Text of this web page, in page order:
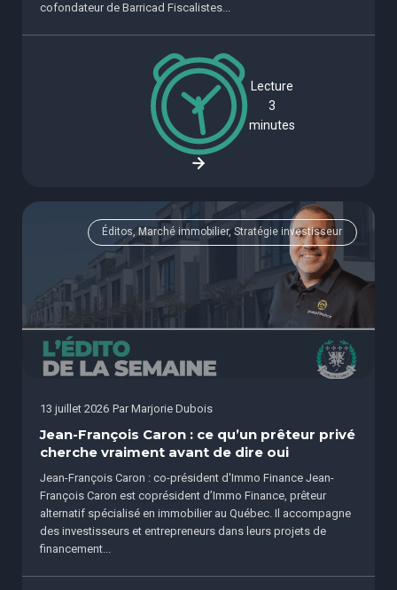
cofondateur de Barricad Fiscalistes...
Lecture
3
minutes
Éditos, Marché immobilier, Stratégie investisseur
13 juillet 2026 Par Marjorie Dubois
Jean-François Caron : ce qu’un prêteur privé
cherche vraiment avant de dire oui
Jean-François Caron : co-président d'Immo Finance Jean-
François Caron est coprésident d’Immo Finance, prêteur
alternatif spécialisé en immobilier au Québec. Il accompagne
des investisseurs et entrepreneurs dans leurs projets de
financement...